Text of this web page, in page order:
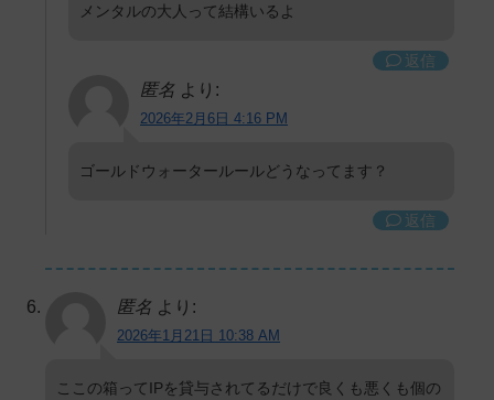
メンタルの大人って結構いるよ
返信
匿名 より:
2026年2月6日 4:16 PM
ゴールドウォータールールどうなってます？
返信
匿名 より:
2026年1月21日 10:38 AM
ここの箱ってIPを貸与されてるだけで良くも悪くも個の